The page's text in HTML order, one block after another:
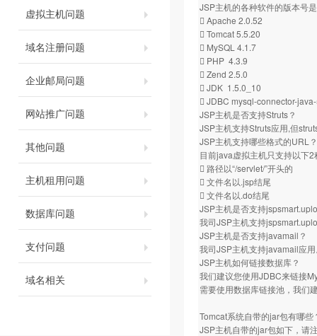
虚拟主机问题
域名注册问题
企业邮局问题
网站推广问题
其他问题
主机租用问题
数据库问题
支付问题
域名相关
JSP主机的各种软件的版本号
 Apache 2.0.52
 Tomcat 5.5.20
 MySQL 4.1.7
 PHP 4.3.9
 Zend 2.5.0
 JDK 1.5.0_10
 JDBC mysql-connector-
JSP主机是否支持Struts？
JSP主机支持Struts应用,但
JSP主机支持哪些格式的URL？
目前java虚拟主机只支持以下2
 路径以“/servlet/”开头的
 文件名以.jsp结尾
 文件名以.do结尾
JSP主机是否支持
我司JSP主机支持
JSP主机是否支持javamail？
我司JSP主机支持javamail应
JSP主机如何链接数据库？
我们建议您使用JDBC来链接
需要使用数据库链接池，我们
Tomcat系统自带的jar包有哪些
JSP主机自带的jar包如下，请